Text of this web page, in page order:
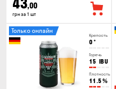
,00
грн за 1 шт
Крепость
0 °
Горечь
15 IBU
Плотность
11.5 %
Только онлайн